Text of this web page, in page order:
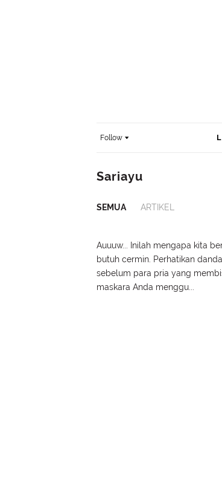
Follow
Sariayu
SEMUA ARTIKEL
Auuuw... Inilah mengapa kita
butuh cermin. Perhatikan
sebelum para pria yang
maskara Anda menggu...